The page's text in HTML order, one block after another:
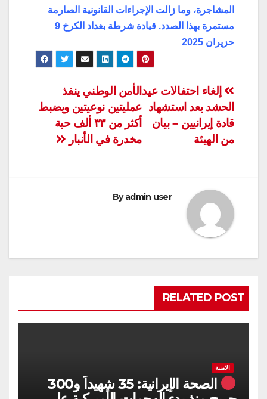
المشاجرة، وما زالت الإجراءات القانونية الصارمة
مستمرة بهذا الصدد. قيادة شرطة بغداد الكرخ 9
حزيران 2025
تصفّح
المقالات
الأمن الوطني ينفذ
عمليتين نوعيتين ويضبط
أكثر من ٣٣ ألف حبة
مخدرة في الأنبار
إلغاء احتفالات عيد
الحشد بعد استشهاد
قادة إيرانيين – بيان
من الهيئة
Byadmin user
RELATED POST
الامنية
الصحة الإيرانية: 35 شهيداً و300